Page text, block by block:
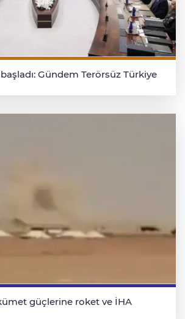
Gündem Terörsüz Türkiye
güçlerine roket ve İHA